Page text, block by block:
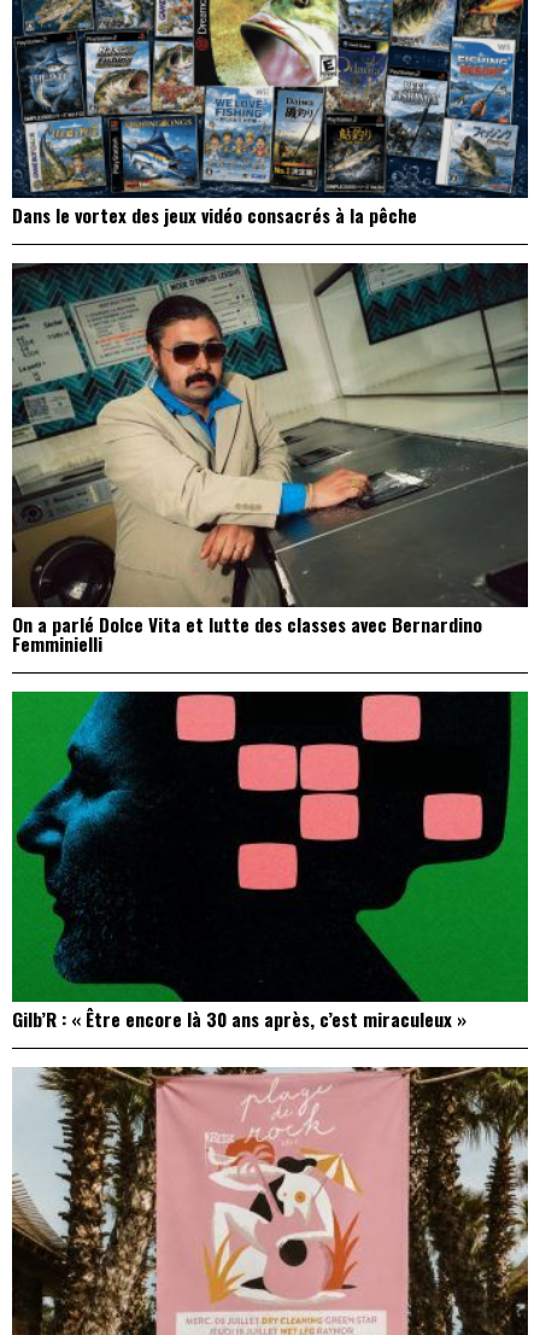
Dans le vortex des jeux vidéo consacrés à la pêche
On a parlé Dolce Vita et lutte des classes avec Bernardino
Femminielli
Gilb’R : « Être encore là 30 ans après, c’est miraculeux »